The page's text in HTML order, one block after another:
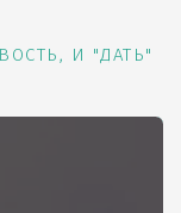
И "ДАТЬ"